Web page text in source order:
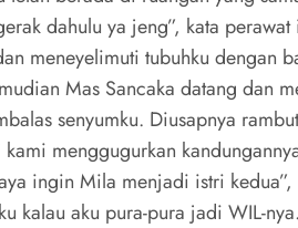
dahulu ya jeng”, kata
meneyelimuti tubuhku dengan
Mas Sancaka datang dan
senyumku. Diusapnya
kami menggugurkan
ingin Mila menjadi istri
kalau aku pura-pura jadi WIL-nya.